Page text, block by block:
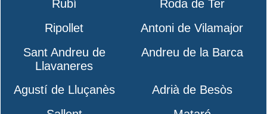
Rubí
Roda de Ter
Ripollet
Antoni de Vilamajor
Sant Andreu de
Llavaneres
Andreu de la Barca
Agustí de Lluçanès
Adrià de Besòs